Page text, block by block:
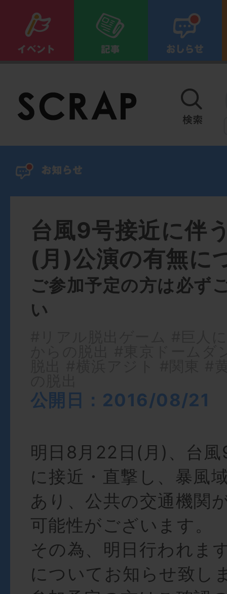
台風9号接近に伴
(月)公演の有無に
ご参加予定の方は必ず
い
公開日：2016/08/21
明日8月22日(月)、台
に接近・直撃し、暴風
あり、公共の交通機関
可能性がございます。
その為、明日行われま
についてお知らせ致し